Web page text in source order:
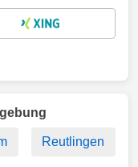
Reutlingen